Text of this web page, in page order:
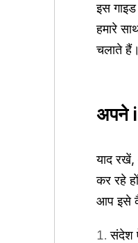
इस
हमारे
चलाते हैं।
अपने
याद
कर रहे
आप इसे
संदेश